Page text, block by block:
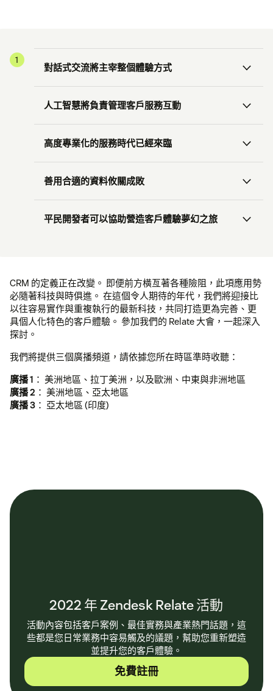
對話式交流將主宰整個體驗方式
人工智慧將負責管理客戶服務互動
高度專業化的服務時代已經來臨
善用合適的資料攸關成敗
平民開發者可以協助營造客戶體驗夢幻之旅
CRM 的定義正在改變。 即便前方橫亙著各種險阻，此項應用勢
必隨著科技與時俱進。 在這個令人期待的年代，我們將迎接比
以往容易實作與重複執行的最新科技，共同打造更為完善、更
具個人化特色的客戶體驗。 參加我們的 Relate 大會，一起深入
探討。
我們將提供三個廣播頻道，請依據您所在時區準時收聽：
廣播 1 ： 美洲地區、拉丁美洲，以及歐洲、中東與非洲地區
廣播 2 ： 美洲地區、亞太地區
廣播 3 ： 亞太地區 (印度)
2022 年 Zendesk Relate 活動
活動內容包括客戶案例、最佳實務與產業熱門話題，這
些都是您日常業務中容易觸及的議題，幫助您重新塑造
並提升您的客戶體驗。
免費註冊